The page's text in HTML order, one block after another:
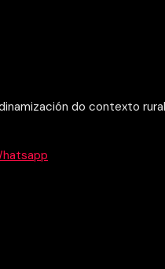
do contexto rural